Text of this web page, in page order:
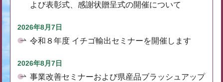
よび表彰式、感謝状贈呈式の開催について
2026年8月7日
令和８年度 イチゴ輸出セミナーを開催します
2026年8月7日
事業改善セミナーおよび県産品ブラッシュアップ